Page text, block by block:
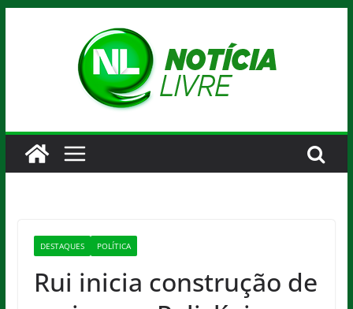
DESTAQUES POLÍTICA
Rui inicia construção de